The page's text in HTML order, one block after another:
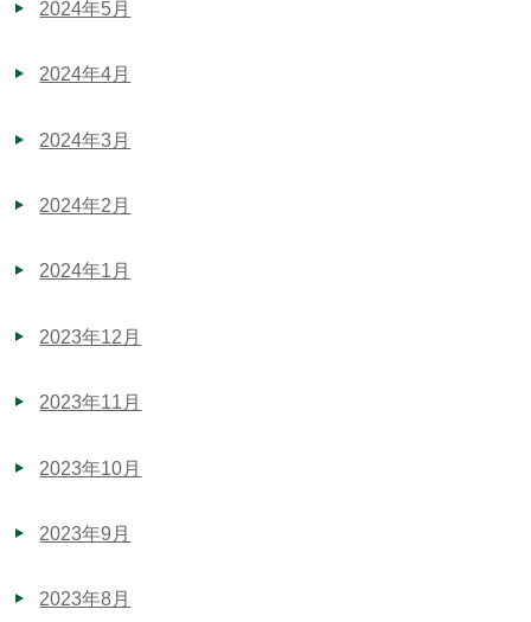
2024年5月
2024年4月
2024年3月
2024年2月
2024年1月
2023年12月
2023年11月
2023年10月
2023年9月
2023年8月